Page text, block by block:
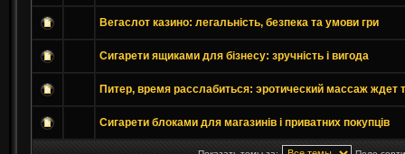
Вегаслот казино: легальність, безпека та умови гри
Сигарети ящиками для бізнесу: зручність і вигода
Питер, время расслабиться: эротический массаж ждет
Сигарети блоками для магазинів і приватних покупців